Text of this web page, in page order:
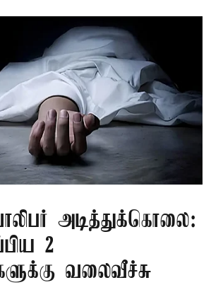
அடித்துக்கொலை:
2
வலைவீச்சு